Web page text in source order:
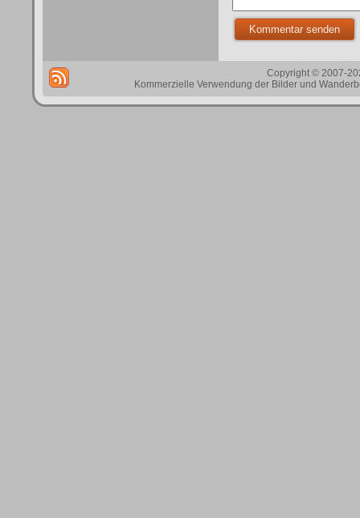
Copyright © 2007-
Kommerzielle Verwendung der Bilder und